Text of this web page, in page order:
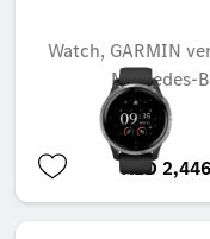
Watch, GARMIN
Mercedes-
AED